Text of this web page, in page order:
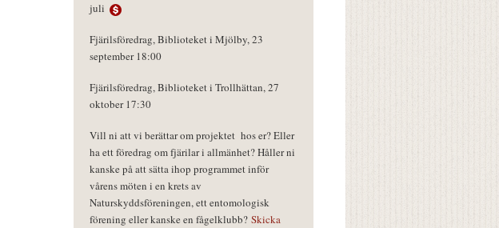
juli
Fjärilsföredrag, Biblioteket i Mjölby, 23
september 18:00
Fjärilsföredrag, Biblioteket i Trollhättan, 27
oktober 17:30
Vill ni att vi berättar om projektet hos er? Eller
ha ett föredrag om fjärilar i allmänhet? Håller ni
kanske på att sätta ihop programmet inför
vårens möten i en krets av
Naturskyddsföreningen, ett entomologisk
förening eller kanske en fågelklubb? Skicka